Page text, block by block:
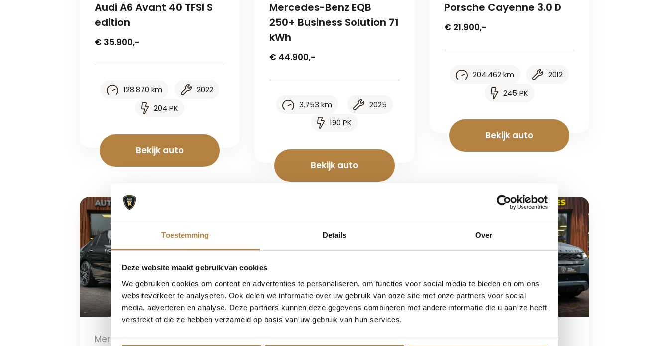
Toestemming Details Over
Deze website maakt gebruik van cookies
We gebruiken cookies om content en advertenties te personaliseren, om functies voor social media te bieden en om ons
websiteverkeer te analyseren. Ook delen we informatie over uw gebruik van onze site met onze partners voor social
media, adverteren en analyse. Deze partners kunnen deze gegevens combineren met andere informatie die u aan ze heeft
verstrekt of die ze hebben verzameld op basis van uw gebruik van hun services.
Audi A6 Avant 40 TFSI S
edition
€ 35.900,-
128.870 km
2022
204 PK
Bekijk auto
Mercedes-Benz EQB
250+ Business Solution 71
kWh
€ 44.900,-
3.753 km
2025
190 PK
Bekijk auto
Porsche Cayenne 3.0 D
€ 21.900,-
204.462 km
2012
245 PK
Bekijk auto
Mercedes-Benz Mercedes-Benz Land Rover